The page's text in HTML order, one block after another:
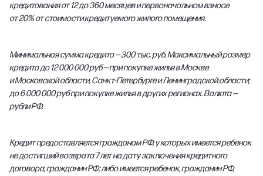
кредитования от 12 до 360 месяцев и первоначальном взносе
от 20% от стоимости кредитуемого жилого помещения.
Минимальная сумма кредита — 300 тыс. руб. Максимальный размер
кредита до 12 000 000 руб — при покупке жилья в Москве
и Московской области, Санкт-Петербурге и Ленинградской области;
до 6 000 000 руб при покупке жилья в других регионах. Валюта —
рубли РФ.
Кредит предоставляется гражданам РФ, у которых имеется ребенок
не достигший возврата 7 лет на дату заключения кредитного
договора, гражданин РФ; либо имеется ребенок, гражданин РФ,